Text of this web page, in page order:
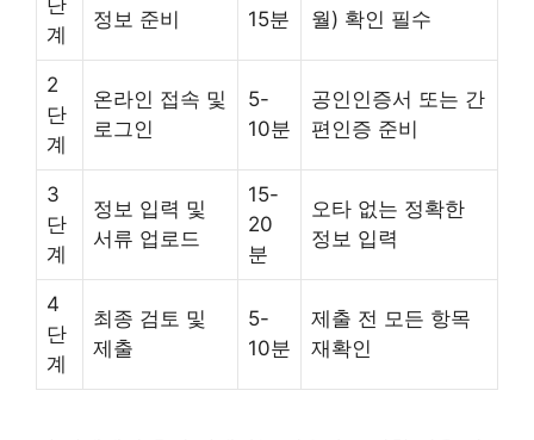
단
계
정보 준비
15분
월) 확인 필수
2
단
계
온라인 접속 및
로그인
5-
10분
공인인증서 또는 간
편인증 준비
3
단
계
정보 입력 및
서류 업로드
15-
20
분
오타 없는 정확한
정보 입력
4
단
계
최종 검토 및
제출
5-
10분
제출 전 모든 항목
재확인